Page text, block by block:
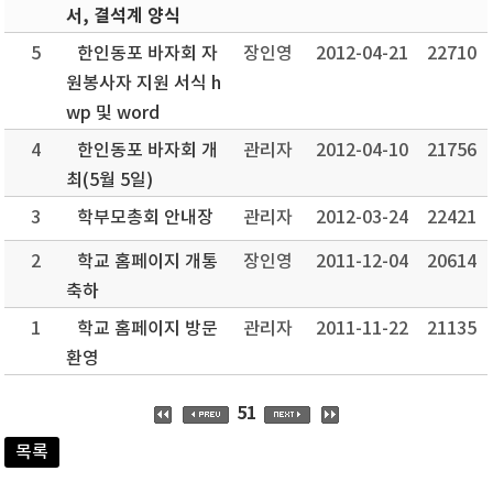
서, 결석계 양식
5
한인동포 바자회 자
원봉사자 지원 서식 h
wp 및 word
장인영 2012-04-21 22710
4
한인동포 바자회 개
최(5월 5일)
관리자 2012-04-10 21756
3 학부모총회 안내장 관리자 2012-03-24 22421
2
학교 홈페이지 개통
축하
장인영 2011-12-04 20614
1
학교 홈페이지 방문
환영
관리자 2011-11-22 21135
51
목록